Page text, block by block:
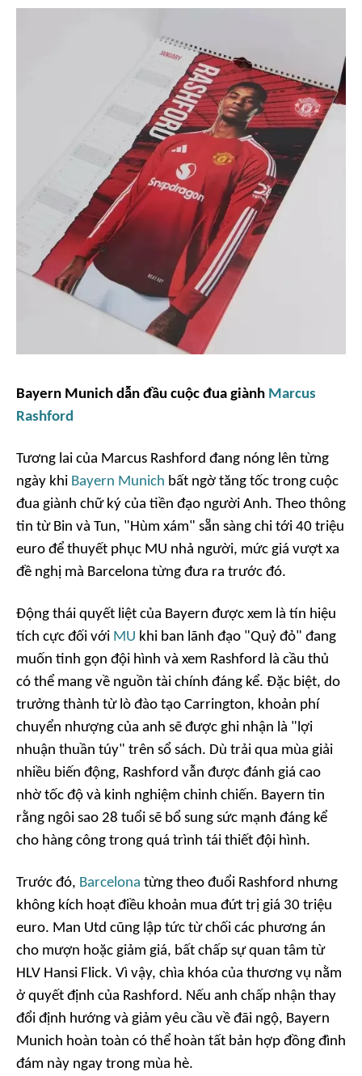
Bayern Munich dẫn đầu cuộc đua giành Marcus
Rashford
Tương lai của Marcus Rashford đang nóng lên từng
ngày khi Bayern Munich bất ngờ tăng tốc trong cuộc
đua giành chữ ký của tiền đạo người Anh. Theo thông
tin từ Bin và Tun, "Hùm xám" sẵn sàng chi tới 40 triệu
euro để thuyết phục MU nhả người, mức giá vượt xa
đề nghị mà Barcelona từng đưa ra trước đó.
Động thái quyết liệt của Bayern được xem là tín hiệu
tích cực đối với MU khi ban lãnh đạo "Quỷ đỏ" đang
muốn tinh gọn đội hình và xem Rashford là cầu thủ
có thể mang về nguồn tài chính đáng kể. Đặc biệt, do
trưởng thành từ lò đào tạo Carrington, khoản phí
chuyển nhượng của anh sẽ được ghi nhận là "lợi
nhuận thuần túy" trên sổ sách. Dù trải qua mùa giải
nhiều biến động, Rashford vẫn được đánh giá cao
nhờ tốc độ và kinh nghiệm chinh chiến. Bayern tin
rằng ngôi sao 28 tuổi sẽ bổ sung sức mạnh đáng kể
cho hàng công trong quá trình tái thiết đội hình.
Trước đó, Barcelona từng theo đuổi Rashford nhưng
không kích hoạt điều khoản mua đứt trị giá 30 triệu
euro. Man Utd cũng lập tức từ chối các phương án
cho mượn hoặc giảm giá, bất chấp sự quan tâm từ
HLV Hansi Flick. Vì vậy, chìa khóa của thương vụ nằm
ở quyết định của Rashford. Nếu anh chấp nhận thay
đổi định hướng và giảm yêu cầu về đãi ngộ, Bayern
Munich hoàn toàn có thể hoàn tất bản hợp đồng đình
đám này ngay trong mùa hè.